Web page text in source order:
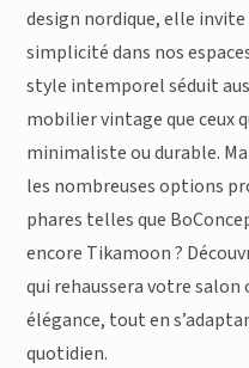
design nordique, elle
simplicité dans nos
style intemporel séduit
mobilier vintage que ceux
minimaliste ou durable.
les nombreuses options
phares telles que
encore Tikamoon ?
qui rehaussera votre salon
élégance, tout en
quotidien.